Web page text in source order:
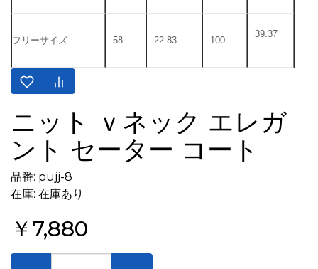
フリーサイズ 58 22.83 100
39.37
ニット ｖネック エレガ
ント セーター コート
品番: pujj-8
在庫: 在庫あり
￥7,880